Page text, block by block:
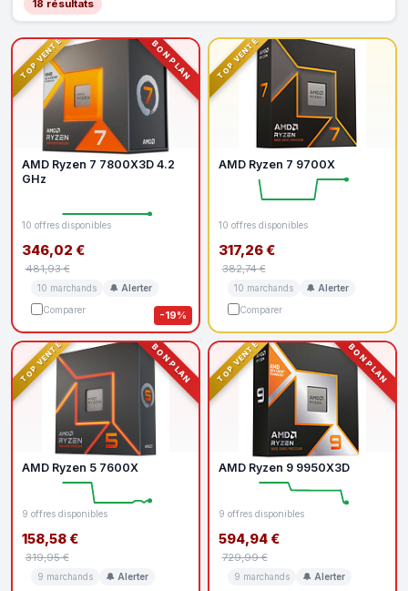
18 résultats
TOP VENTE BON PLAN
-19%
AMD Ryzen 7 7800X3D 4.2
GHz
10 offres disponibles
346,02 €
481,93 €
10 marchands
🔔 Alerter
Comparer
TOP VENTE
AMD Ryzen 7 9700X
10 offres disponibles
317,26 €
382,74 €
10 marchands
🔔 Alerter
Comparer
TOP VENTE BON PLAN
AMD Ryzen 5 7600X
9 offres disponibles
158,58 €
319,95 €
9 marchands
🔔 Alerter
TOP VENTE BON PLAN
AMD Ryzen 9 9950X3D
9 offres disponibles
594,94 €
729,99 €
9 marchands
🔔 Alerter